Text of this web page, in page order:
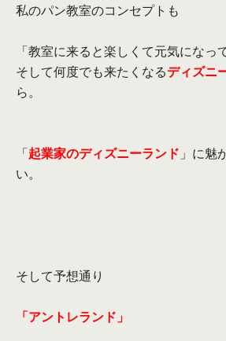
私のパン教室のコンセプトも
「教室に来ると楽しくて元気になっ
そして何度でも来たくなるディズニ
ら。
「 起業家のディズニーランド 」に魅
い。
そして予想通り
「アントレランド」